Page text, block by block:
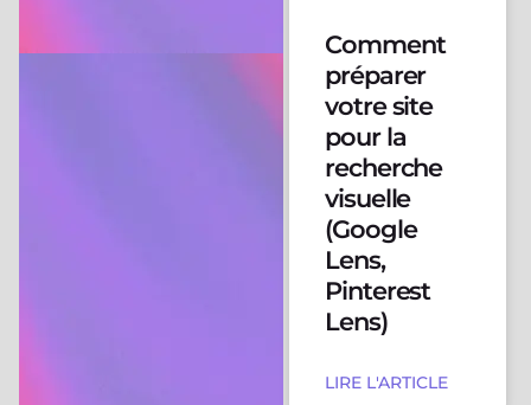
Comment
préparer
votre site
pour la
recherche
visuelle
(Google
Lens,
Pinterest
Lens)
LIRE L'ARTICLE